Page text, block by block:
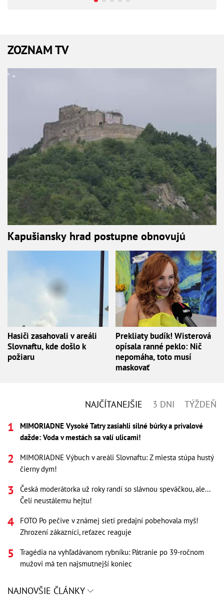
ZOZNAM TV
Kapušiansky hrad postupne obnovujú
Hasiči zasahovali v areáli
Slovnaftu, kde došlo k
požiaru
Prekliaty budík! Wisterová
opísala ranné peklo: Nič
nepomáha, toto musí
maskovať
NAJČÍTANEJŠIE 3 DNI TÝŽDEŇ
MIMORIADNE Vysoké Tatry zasiahli silné búrky a prívalové
dažde: Voda v mestách sa valí ulicami!
MIMORIADNE Výbuch v areáli Slovnaftu: Z miesta stúpa hustý
čierny dym!
Česká moderátorka už roky randí so slávnou speváčkou, ale...
Čelí neustálemu hejtu!
FOTO Po pečive v známej sieti predajní pobehovala myš!
Zhrození zákazníci, reťazec reaguje
Tragédia na vyhľadávanom rybníku: Pátranie po 39-ročnom
mužovi má ten najsmutnejší koniec
NAJNOVŠIE ČLÁNKY